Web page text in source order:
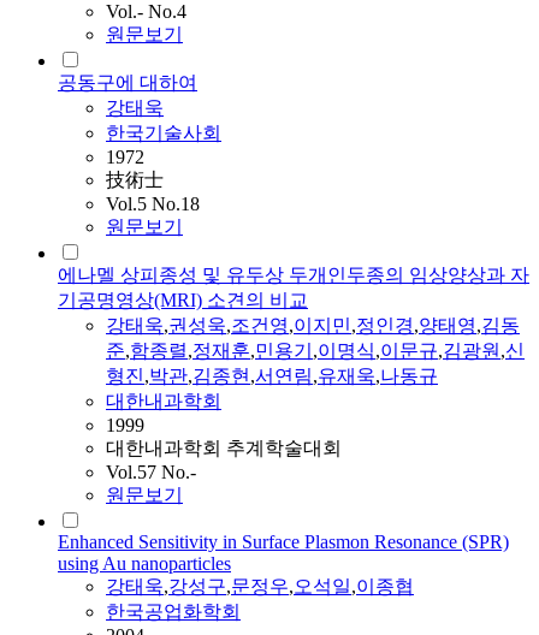
Vol.- No.4
원문보기
공동구에 대하여
강태욱
한국기술사회
1972
技術士
Vol.5 No.18
원문보기
에나멜 상피종성 및 유두상 두개인두종의 임상양상과 자
기공명영상(MRI) 소견의 비교
강태욱,권성욱,조건영,이지민,정인경,양태영,김동
준,함종렬,정재훈,민용기 ,이명식,이문규,김광원,신
형진,박관,김종현,서연림,유재욱,나동규
대한내과학회
1999
대한내과학회 추계학술대회
Vol.57 No.-
원문보기
Enhanced Sensitivity in Surface Plasmon Resonance (SPR)
using Au nanoparticles
강태욱,강성구,문정우,오석일,이종협
한국공업화학회